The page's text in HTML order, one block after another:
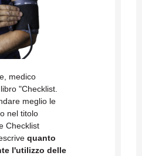
medico
"Checklist.
meglio le
nel titolo
Checklist
quanto
l'utilizzo delle